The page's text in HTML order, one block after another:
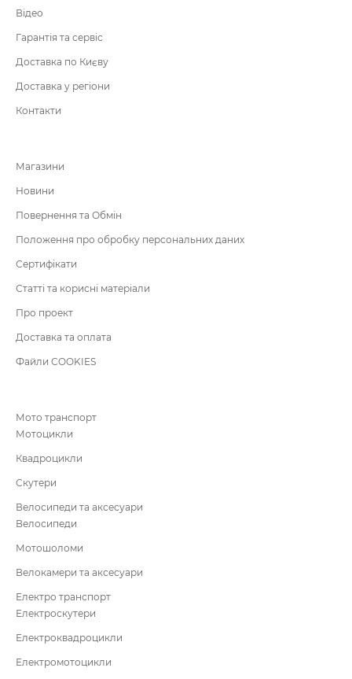
Відео
Гарантія та сервіс
Доставка по Києву
Доставка у регіони
Контакти
Магазини
Новини
Повернення та Обмін
Положення про обробку персональних даних
Сертифікати
Статті та корисні матеріали
Про проект
Доставка та оплата
Файли COOKIES
Мото транспорт
Мотоцикли
Квадроцикли
Скутери
Велосипеди та аксесуари
Велосипеди
Мотошоломи
Велокамери та аксесуари
Електро транспорт
Електроскутери
Електроквадроцикли
Електромотоцикли